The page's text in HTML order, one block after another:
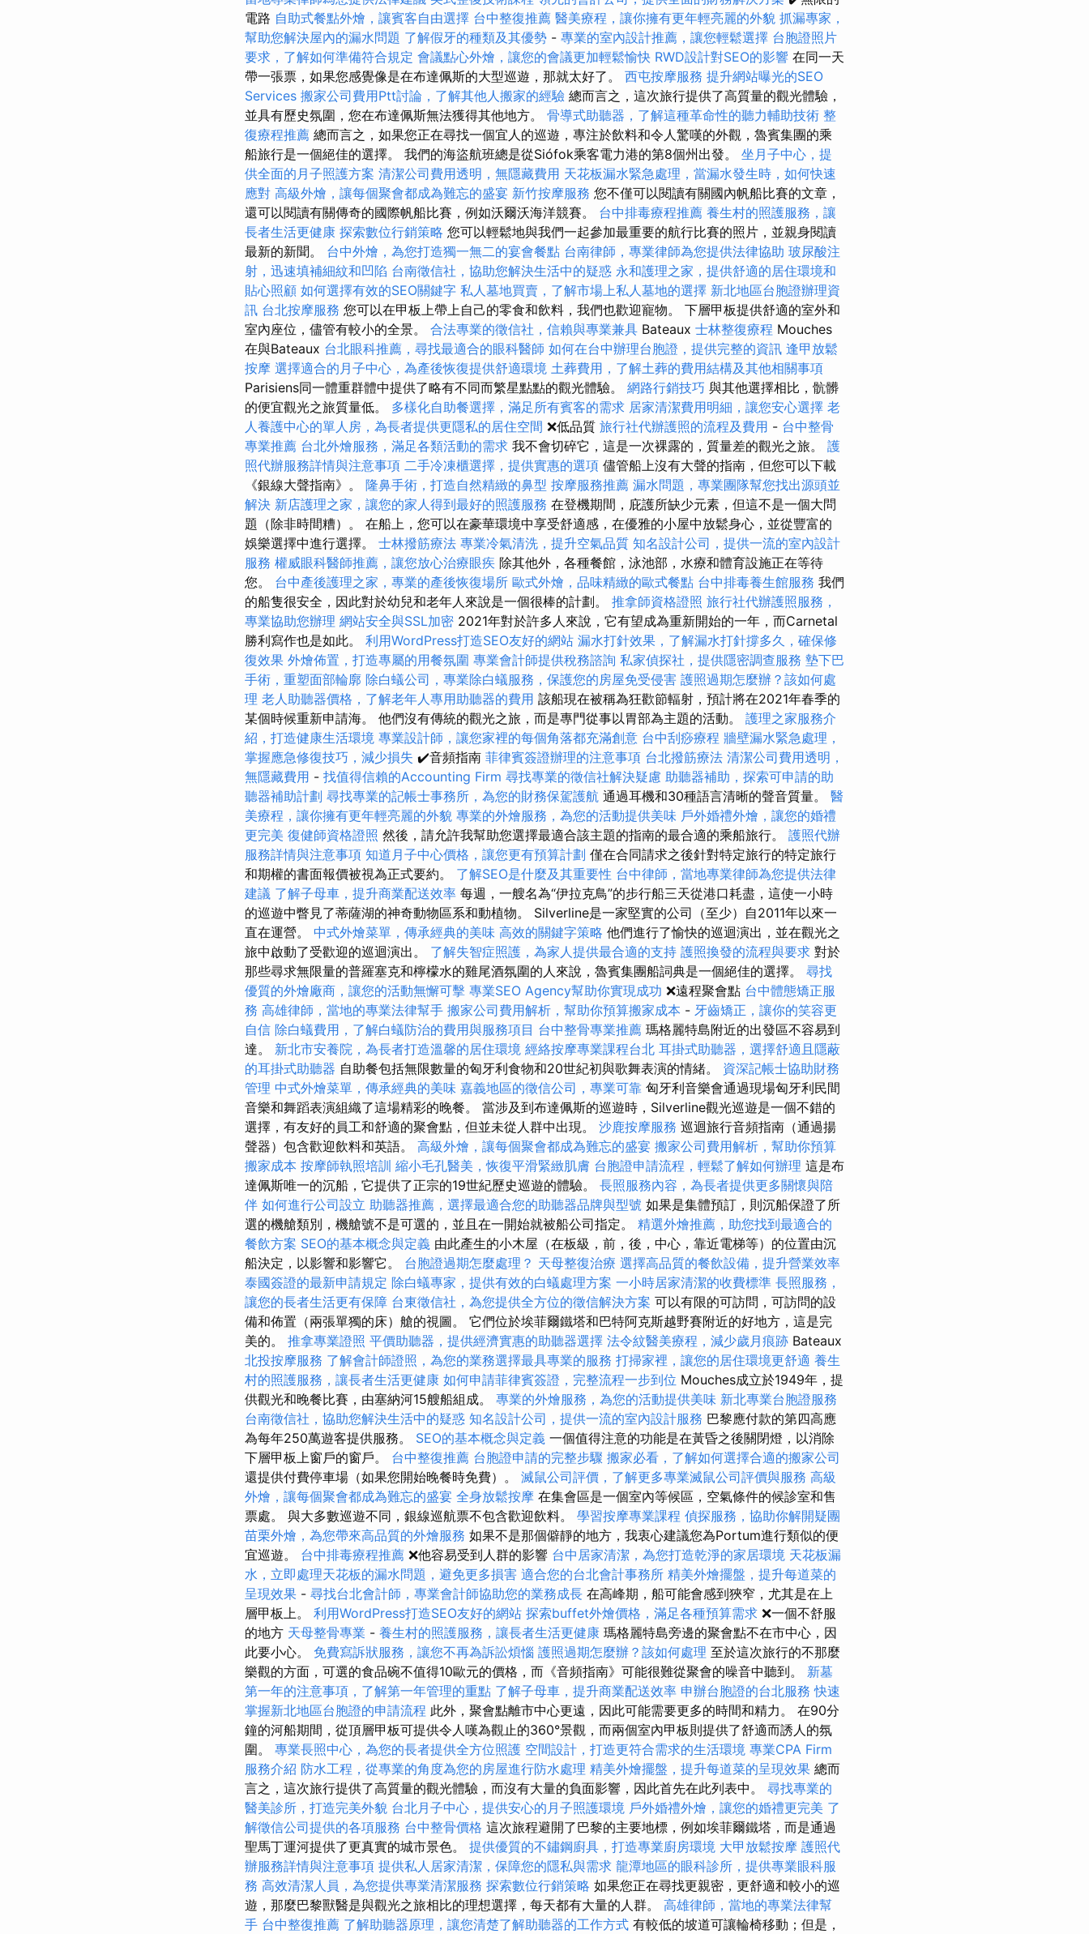
電路 自助式餐點外燴，讓賓客自由選擇 台中整復推薦 醫美療程，讓你擁有更年輕亮麗的外貌 抓漏專家，
幫助您解決屋內的漏水問題 了解假牙的種類及其優勢 - 專業的室內設計推薦，讓您輕鬆選擇 台胞證照片
要求，了解如何準備符合規定 會議點心外燴，讓您的會議更加輕鬆愉快 RWD設計對SEO的影響 在同一天
帶一張票，如果您感覺像是在布達佩斯的大型巡遊，那就太好了。 西屯按摩服務 提升網站曝光的SEO
Services 搬家公司費用Ptt討論，了解其他人搬家的經驗 總而言之，這次旅行提供了高質量的觀光體驗，
並具有歷史氛圍，您在布達佩斯無法獲得其他地方。 骨導式助聽器，了解這種革命性的聽力輔助技術 整
復療程推薦 總而言之，如果您正在尋找一個宜人的巡遊，專注於飲料和令人驚嘆的外觀，魯賓集團的乘
船旅行是一個絕佳的選擇。 我們的海盜航班總是從Siófok乘客電力港的第8個州出發。 坐月子中心，提
供全面的月子照護方案 清潔公司費用透明，無隱藏費用 天花板漏水緊急處理，當漏水發生時，如何快速
應對 高級外燴，讓每個聚會都成為難忘的盛宴 新竹按摩服務 您不僅可以閱讀有關國內帆船比賽的文章，
還可以閱讀有關傳奇的國際帆船比賽，例如沃爾沃海洋競賽。 台中排毒療程推薦 養生村的照護服務，讓
長者生活更健康 探索數位行銷策略 您可以輕鬆地與我們一起參加最重要的航行比賽的照片，並親身閱讀
最新的新聞。 台中外燴，為您打造獨一無二的宴會餐點 台南律師，專業律師為您提供法律協助 玻尿酸注
射，迅速填補細紋和凹陷 台南徵信社，協助您解決生活中的疑惑 永和護理之家，提供舒適的居住環境和
貼心照顧 如何選擇有效的SEO關鍵字 私人墓地買賣，了解市場上私人墓地的選擇 新北地區台胞證辦理資
訊 台北按摩服務 您可以在甲板上帶上自己的零食和飲料，我們也歡迎寵物。 下層甲板提供舒適的室外和
室內座位，儘管有較小的全景。 合法專業的徵信社，信賴與專業兼具 Bateaux 士林整復療程 Mouches
在與Bateaux 台北眼科推薦，尋找最適合的眼科醫師 如何在台中辦理台胞證，提供完整的資訊 逢甲放鬆
按摩 選擇適合的月子中心，為產後恢復提供舒適環境 土葬費用，了解土葬的費用結構及其他相關事項
Parisiens同一體重群體中提供了略有不同而繁星點點的觀光體驗。 網路行銷技巧 與其他選擇相比，骯髒
的便宜觀光之旅質量低。 多樣化自助餐選擇，滿足所有賓客的需求 居家清潔費用明細，讓您安心選擇 老
人養護中心的單人房，為長者提供更隱私的居住空間 ❌低品質 旅行社代辦護照的流程及費用 - 台中整骨
專業推薦 台北外燴服務，滿足各類活動的需求 我不會切碎它，這是一次裸露的，質量差的觀光之旅。 護
照代辦服務詳情與注意事項 二手冷凍櫃選擇，提供實惠的選項 儘管船上沒有大聲的​​指南，但您可以下載
《銀線大聲指南》。 隆鼻手術，打造自然精緻的鼻型 按摩服務推薦 漏水問題，專業團隊幫您找出源頭並
解決 新店護理之家，讓您的家人得到最好的照護服務 在登機期間，庇護所缺少元素，但這不是一個大問
題（除非時間糟）。 在船上，您可以在豪華環境中享受舒適感，在優雅的小屋中放鬆身心，並從豐富的
娛樂選擇中進行選擇。 士林撥筋療法 專業冷氣清洗，提升空氣品質 知名設計公司，提供一流的室內設計
服務 權威眼科醫師推薦，讓您放心治療眼疾 除其他外，各種餐館，泳池部，水療和體育設施正在等待
您。 台中產後護理之家，專業的產後恢復場所 歐式外燴，品味精緻的歐式餐點 台中排毒養生館服務 我們
的船隻很安全，因此對於幼兒和老年人來說是一個很棒的計劃。 推拿師資格證照 旅行社代辦護照服務，
專業協助您辦理 網站安全與SSL加密 2021年對於許多人來說，它有望成為重新開始的一年，而Carnetal
勝利寫作也是如此。 利用WordPress打造SEO友好的網站 漏水打針效果，了解漏水打針撐多久，確保修
復效果 外燴佈置，打造專屬的用餐氛圍 專業會計師提供稅務諮詢 私家偵探社，提供隱密調查服務 墊下巴
手術，重塑面部輪廓 除白蟻公司，專業除白蟻服務，保護您的房屋免受侵害 護照過期怎麼辦？該如何處
理 老人助聽器價格，了解老年人專用助聽器的費用 該船現在被稱為狂歡節輻射，預計將在2021年春季的
某個時候重新申請海。 他們沒有傳統的觀光之旅，而是專門從事以胃部為主題的活動。 護理之家服務介
紹，打造健康生活環境 專業設計師，讓您家裡的每個角落都充滿創意 台中刮痧療程 牆壁漏水緊急處理，
掌握應急修復技巧，減少損失 ✔️音頻指南 菲律賓簽證辦理的注意事項 台北撥筋療法 清潔公司費用透明，
無隱藏費用 - 找值得信賴的Accounting Firm 尋找專業的徵信社解決疑慮 助聽器補助，探索可申請的助
聽器補助計劃 尋找專業的記帳士事務所，為您的財務保駕護航 通過耳機和30種語言清晰的聲音質量。 醫
美療程，讓你擁有更年輕亮麗的外貌 專業的外燴服務，為您的活動提供美味 戶外婚禮外燴，讓您的婚禮
更完美 復健師資格證照 然後，請允許我幫助您選擇最適合該主題的指南的最合適的乘船旅行。 護照代辦
服務詳情與注意事項 知道月子中心價格，讓您更有預算計劃 僅在合同請求之後針對特定旅行的特定旅行
和期權的書面報價被視為正式要約。 了解SEO是什麼及其重要性 台中律師，當地專業律師為您提供法律
建議 了解子母車，提升商業配送效率 每週，一艘名為“伊拉克鳥”的步行船三天從港口耗盡，這使一小時
的巡遊中瞥見了蒂薩湖的神奇動物區系和動植物。 Silverline是一家堅實的公司（至少）自2011年以來一
直在運營。 中式外燴菜單，傳承經典的美味 高效的關鍵字策略 他們進行了愉快的巡迴演出，並在觀光之
旅中啟動了受歡迎的巡迴演出。 了解失智症照護，為家人提供最合適的支持 護照換發的流程與要求 對於
那些尋求無限量的普羅塞克和檸檬水的雞尾酒氛圍的人來說，魯賓集團船詞典是一個絕佳的選擇。 尋找
優質的外燴廠商，讓您的活動無懈可擊 專業SEO Agency幫助你實現成功 ❌遠程聚會點 台中體態矯正服
務 高雄律師，當地的專業法律幫手 搬家公司費用解析，幫助你預算搬家成本 - 牙齒矯正，讓你的笑容更
自信 除白蟻費用，了解白蟻防治的費用與服務項目 台中整骨專業推薦 瑪格麗特島附近的出發區不容易到
達。 新北市安養院，為長者打造溫馨的居住環境 經絡按摩專業課程台北 耳掛式助聽器，選擇舒適且隱蔽
的耳掛式助聽器 自助餐包括無限數量的匈牙利食物和20世紀初與歌舞表演的情緒。 資深記帳士協助財務
管理 中式外燴菜單，傳承經典的美味 嘉義地區的徵信公司，專業可靠 匈牙利音樂會通過現場匈牙利民間
音樂和舞蹈表演組織了這場精彩的晚餐。 當涉及到布達佩斯的巡遊時，Silverline觀光巡遊是一個不錯的
選擇，有友好的員工和舒適的聚會點，但並未從人群中出現。 沙鹿按摩服務 巡迴旅行音頻指南（通過揚
聲器）包含歡迎飲料和英語。 高級外燴，讓每個聚會都成為難忘的盛宴 搬家公司費用解析，幫助你預算
搬家成本 按摩師執照培訓 縮小毛孔醫美，恢復平滑緊緻肌膚 台胞證申請流程，輕鬆了解如何辦理 這是布
達佩斯唯一的沉船，它提供了正宗的19世紀歷史巡遊的體驗。 長照服務內容，為長者提供更多關懷與陪
伴 如何進行公司設立 助聽器推薦，選擇最適合您的助聽器品牌與型號 如果是集體預訂，則沉船保證了所
選的機艙類別，機艙號不是可選的，並且在一開始就被船公司指定。 精選外燴推薦，助您找到最適合的
餐飲方案 SEO的基本概念與定義 由此產生的小木屋（在板級，前，後，中心，靠近電梯等）的位置由沉
船決定，以影響和影響它。 台胞證過期怎麼處理？ 天母整復治療 選擇高品質的餐飲設備，提升營業效率
泰國簽證的最新申請規定 除白蟻專家，提供有效的白蟻處理方案 一小時居家清潔的收費標準 長照服務，
讓您的長者生活更有保障 台東徵信社，為您提供全方位的徵信解決方案 可以有限的可訪問，可訪問的設
備和佈置（兩張單獨的床）艙的視圖。 它們位於埃菲爾鐵塔和巴特阿克斯越野賽附近的好地方，這是完
美的。 推拿專業證照 平價助聽器，提供經濟實惠的助聽器選擇 法令紋醫美療程，減少歲月痕跡 Bateaux
北投按摩服務 了解會計師證照，為您的業務選擇最具專業的服務 打掃家裡，讓您的居住環境更舒適 養生
村的照護服務，讓長者生活更健康 如何申請菲律賓簽證，完整流程一步到位 Mouches成立於1949年，提
供觀光和晚餐比賽，由塞納河15艘船組成。 專業的外燴服務，為您的活動提供美味 新北專業台胞證服務
台南徵信社，協助您解決生活中的疑惑 知名設計公司，提供一流的室內設計服務 巴黎應付款的第四高應
為每年250萬遊客提供服務。 SEO的基本概念與定義 一個值得注意的功能是在黃昏之後關閉燈，以消除
下層甲板上窗戶的窗戶。 台中整復推薦 台胞證申請的完整步驟 搬家必看，了解如何選擇合適的搬家公司
還提供付費停車場（如果您開始晚餐時免費）。 滅鼠公司評價，了解更多專業滅鼠公司評價與服務 高級
外燴，讓每個聚會都成為難忘的盛宴 全身放鬆按摩 在集會區是一個室內等候區，空氣條件的候診室和售
票處。 與大多數巡遊不同，銀線巡航票不包含歡迎飲料。 學習按摩專業課程 偵探服務，協助你解開疑團
苗栗外燴，為您帶來高品質的外燴服務 如果不是那個僻靜的地方，我衷心建議您為Portum進行類似的便
宜巡遊。 台中排毒療程推薦 ❌他容易受到人群的影響 台中居家清潔，為您打造乾淨的家居環境 天花板漏
水，立即處理天花板的漏水問題，避免更多損害 適合您的台北會計事務所 精美外燴擺盤，提升每道菜的
呈現效果 - 尋找台北會計師，專業會計師協助您的業務成長 在高峰期，船可能會感到狹窄，尤其是在上
層甲板上。 利用WordPress打造SEO友好的網站 探索buffet外燴價格，滿足各種預算需求 ❌一個不舒服
的地方 天母整骨專業 - 養生村的照護服務，讓長者生活更健康 瑪格麗特島旁邊的聚會點不在市中心，因
此要小心。 免費寫訴狀服務，讓您不再為訴訟煩惱 護照過期怎麼辦？該如何處理 至於這次旅行的不那麼
樂觀的方面，可選的食品碗不值得10歐元的價格，而《音頻指南》可能很難從聚會的噪音中聽到。 新墓
第一年的注意事項，了解第一年管理的重點 了解子母車，提升商業配送效率 申辦台胞證的台北服務 快速
掌握新北地區台胞證的申請流程 此外，聚會點離市中心更遠，因此可能需要更多的時間和精力。 在90分
鐘的河船期間，從頂層甲板可提供令人嘆為觀止的360°景觀，而兩個室內甲板則提供了舒適而誘人的氛
圍。 專業長照中心，為您的長者提供全方位照護 空間設計，打造更符合需求的生活環境 專業CPA Firm
服務介紹 防水工程，從專業的角度為您的房屋進行防水處理 精美外燴擺盤，提升每道菜的呈現效果 總而
言之，這次旅行提供了高質量的觀光體驗，而沒有大量的負面影響，因此首先在此列表中。 尋找專業的
醫美診所，打造完美外貌 台北月子中心，提供安心的月子照護環境 戶外婚禮外燴，讓您的婚禮更完美 了
解徵信公司提供的各項服務 台中整骨價格 這次旅程避開了巴黎的主要地標，例如埃菲爾鐵塔，而是通過
聖馬丁運河提供了更真實的城市景色。 提供優質的不鏽鋼廚具，打造專業廚房環境 大甲放鬆按摩 護照代
辦服務詳情與注意事項 提供私人居家清潔，保障您的隱私與需求 龍潭地區的眼科診所，提供專業眼科服
務 高效清潔人員，為您提供專業清潔服務 探索數位行銷策略 如果您正在尋找更親密，更舒適和較小的巡
遊，那麼巴黎獸醫是與觀光之旅相比的理想選擇，每天都有大量的人群。 高雄律師，當地的專業法律幫
手 台中整復推薦 了解助聽器原理，讓您清楚了解助聽器的工作方式 有較低的坡道可讓輪椅移動；但是，